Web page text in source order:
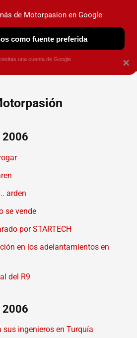
OBSERVATORIO
2006
arden
se vende
por STARTECH
en los adelantamientos en
del R9
2006
ingenieros en Turquía
×
de Motorpasion en Google
como fuente preferida
una cuenta de Google